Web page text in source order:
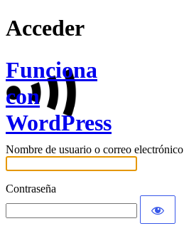
Acceder
Funciona
con
WordPress
Nombre de usuario o correo electrónico
Contraseña